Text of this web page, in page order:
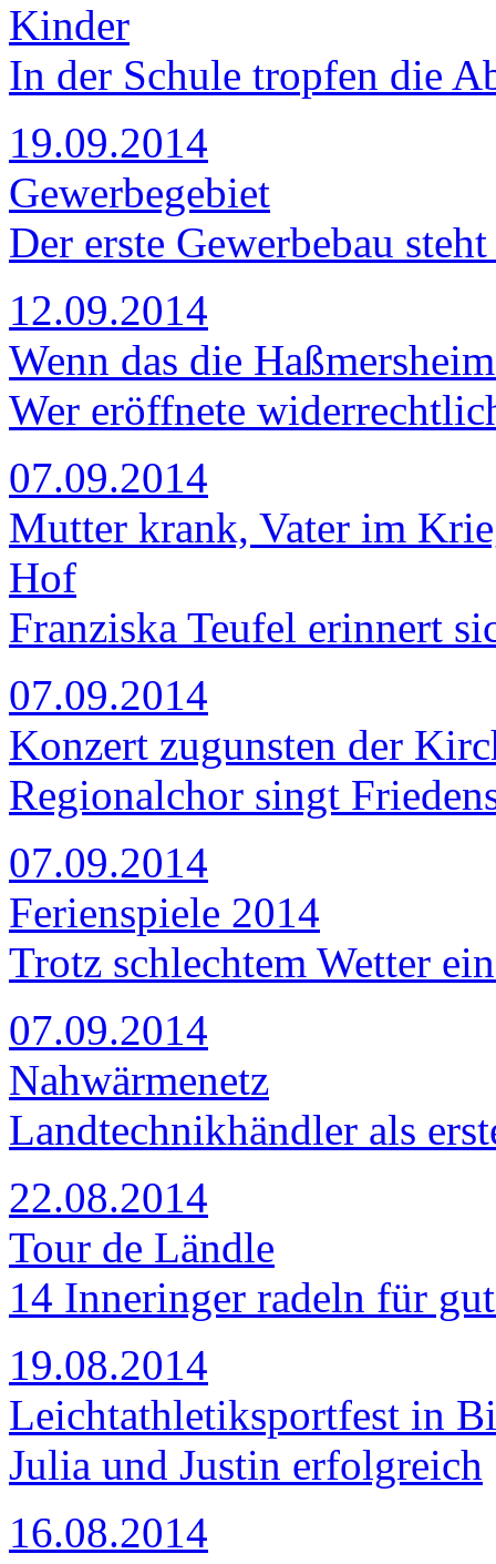
Kinder
In der Schule tropfen die
19.09.2014
Gewerbegebiet
Der erste Gewerbebau
12.09.2014
Wenn das die
Wer eröffnete
07.09.2014
Mutter krank, Vater im
Hof
Franziska Teufel erinnert
07.09.2014
Konzert zugunsten der
Regionalchor singt
07.09.2014
Ferienspiele 2014
Trotz schlechtem Wetter
07.09.2014
Nahwärmenetz
Landtechnikhändler als
22.08.2014
Tour de Ländle
14 Inneringer radeln für
19.08.2014
Leichtathletiksportfest in
Julia und Justin erfolgreich
16.08.2014